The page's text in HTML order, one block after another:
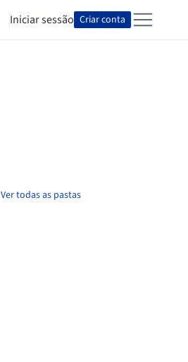
Iniciar sessão Criar conta
Ver todas as pastas